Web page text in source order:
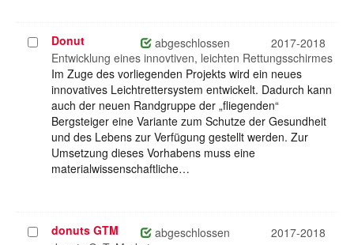
Projekt
auswählen
Donut abgeschlossen
2017-2018
Entwicklung eines innovtiven, leichten Rettungsschirmes
Im Zuge des vorliegenden Projekts wird ein neues
innovatives Leichtrettersystem entwickelt. Dadurch kann
auch der neuen Randgruppe der „fliegenden“
Bergsteiger eine Variante zum Schutze der Gesundheit
und des Lebens zur Verfügung gestellt werden. Zur
Umsetzung dieses Vorhabens muss eine
materialwissenschaftliche…
Projektdonuts GTM abgeschlossen
2017-2018